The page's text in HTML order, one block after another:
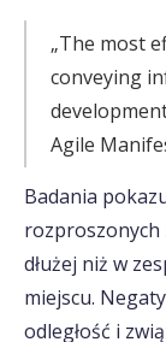
„The most
conveying
Agile
Badania
rozproszonych
dłużej niż w
miejscu.
odległość i